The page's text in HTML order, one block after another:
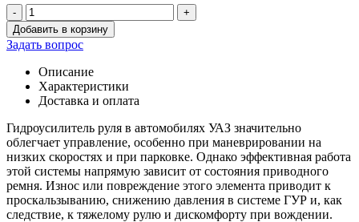
- +
Количество
товара
Ремень
ГУР
514)
Добавить в корзину
Задать вопрос
Описание
Характеристики
Доставка и оплата
Гидроусилитель руля в автомобилях УАЗ значительно
облегчает управление, особенно при маневрировании на
низких скоростях и при парковке. Однако эффективная работа
этой системы напрямую зависит от состояния приводного
ремня. Износ или повреждение этого элемента приводит к
проскальзыванию, снижению давления в системе ГУР и, как
следствие, к тяжелому рулю и дискомфорту при вождении.